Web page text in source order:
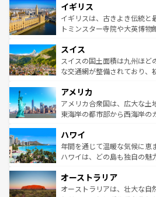
いる。シャンパンの発祥地で
香り高いラベンダー畑など、
らに、パリ以外の地域にも魅
れる地方に足を運ぶとそれぞ
きるだろう。 なお、新
を参照してほしい。
顔を持つこの国は、どこを歩
ルリンの文化的活気、バイエ
してライン川沿いのワイン畑
は、お酒好きな人にはぜひ体験してほ
ドイツ情報はコンテンツ一覧
イギリス
イギリスは、古きよき伝統と
トミンスター寺院や大英博物
リアごとに異なる魅力がある
ティー、ビール好きにはた
戦など、本場だからこそでき
ンツ一覧を参照してほしい。
スイス
スイスの国土面積は九州ほ
な交通網が整備されており、
の建物がそのまま残る町や、
博物館もあり、アルプス観光
ことができる。国民の所得が
ば市内交通費無料で観光を楽しむこ
着のスイス情報はコンテンツ
アメリカ
アメリカ合衆国は、広大な土
東海岸の都市部から西海岸の
のような巨大都市は、観光、
ンメントが詰まった刺激的な
西部には大自然が広がり、グ
部のニューオーリンズでは、
文化が魅力。旅行者はアメリ
ハワイ
年間を通じて温暖な気候に恵
ハワイは、どの島も独自の魅
ワイ島は見逃せない。また、
島だが、静かな自然を求める
オーストラリア
オーストラリアは、壮大な自